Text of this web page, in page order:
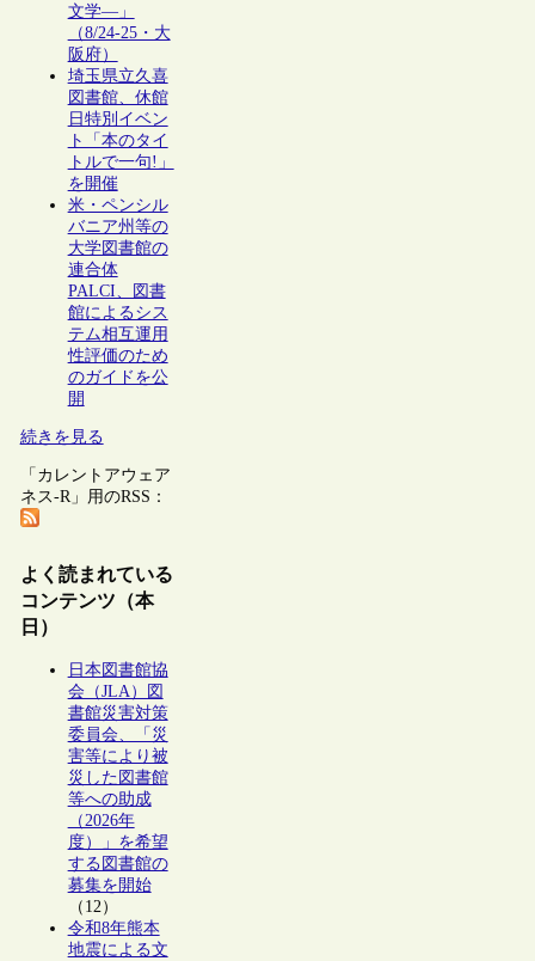
文学―」
（8/24-25・大
阪府）
埼玉県立久喜
図書館、休館
日特別イベン
ト「本のタイ
トルで一句!」
を開催
米・ペンシル
バニア州等の
大学図書館の
連合体
PALCI、図書
館によるシス
テム相互運用
性評価のため
のガイドを公
開
続きを見る
「カレントアウェア
ネス-R」用のRSS：
よく読まれている
コンテンツ（本
日）
日本図書館協
会（JLA）図
書館災害対策
委員会、「災
害等により被
災した図書館
等への助成
（2026年
度）」を希望
する図書館の
募集を開始
（12）
令和8年熊本
地震による文